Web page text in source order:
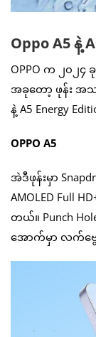
Oppo A5 နဲ့
OPPO က ၂၀၂၄
အခုတော့ ဖုန်း အ
နဲ့ A5 Energy
OPPO A5
အဲဒီဖုန်းမှာ
AMOLED Full
တယ်။ Punch
အောက်မှာ လက်ဗွေ